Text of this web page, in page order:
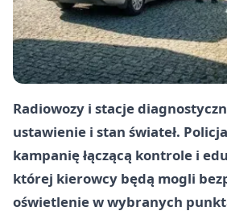
Radiowozy i stacje
ustawienie i stan świateł.
kampanię łączącą kontrole i
której kierowcy będą mogli
oświetlenie w wybranych